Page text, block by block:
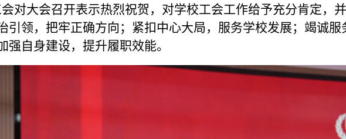
对大会召开表示热烈祝贺，对学校工会工作给予充分肯定，
引领，把牢正确方向；紧扣中心大局，服务学校发展；竭诚服
强自身建设，提升履职效能。